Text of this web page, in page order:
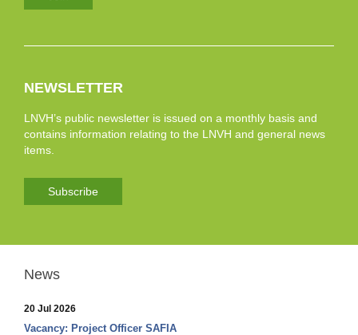
NEWSLETTER
LNVH’s public newsletter is issued on a monthly basis and
contains information relating to the LNVH and general news
items.
Subscribe
News
20 Jul 2026
Vacancy: Project Officer SAFIA